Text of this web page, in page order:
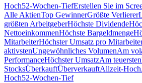
Hoch52-Wochen-TiefErstellen Sie im
Alle AktienTop GewinnerGrößte Verlierer
größten ArbeitgeberHöchste Dividende
NettoeinkommenHöchste Bargeldmenge
MitarbeiterHöchster Umsatz pro
aktivstenUngewöhnliches VolumenAm
PerformanceHöchster UmsatzAm teuersten
StocksÜberkauftÜberverkauftAllzeit-Hoch
Hoch52-Wochen-Tief